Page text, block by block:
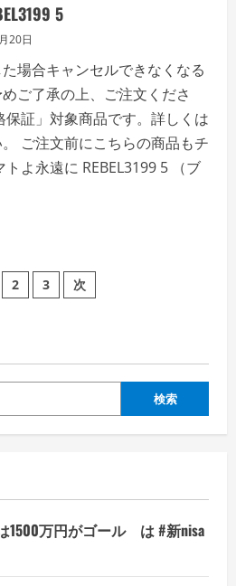
5
20日
場合キャンセルできなくなる
ご了承の上、ご注文くださ
証」対象商品です。詳しくは
ご注文前にこちらの商品もチ
よ永遠に REBEL3199 5 （ブ
2 3 次
検索
1500万円がゴール は #新nisa